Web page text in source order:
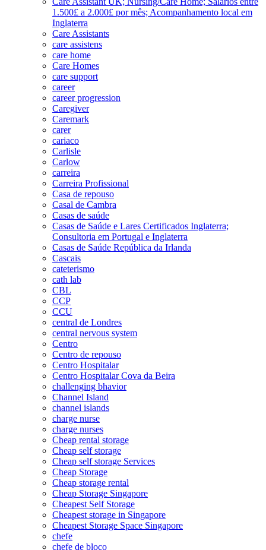
1.500£ a 2.000£ por mês; Acompanhamento local em
Inglaterra
Care Assistants
care assistens
care home
Care Homes
care support
career
career progression
Caregiver
Caremark
carer
cariaco
Carlisle
Carlow
carreira
Carreira Profissional
Casa de repouso
Casal de Cambra
Casas de saúde
Casas de Saúde e Lares Certificados Inglaterra;
Consultoria em Portugal e Inglaterra
Casas de Saúde República da Irlanda
Cascais
cateterismo
cath lab
CBL
CCP
CCU
central de Londres
central nervous system
Centro
Centro de repouso
Centro Hospitalar
Centro Hospitalar Cova da Beira
challenging bhavior
Channel Island
channel islands
charge nurse
charge nurses
Cheap rental storage
Cheap self storage
Cheap self storage Services
Cheap Storage
Cheap storage rental
Cheap Storage Singapore
Cheapest Self Storage
Cheapest storage in Singapore
Cheapest Storage Space Singapore
chefe
chefe de bloco